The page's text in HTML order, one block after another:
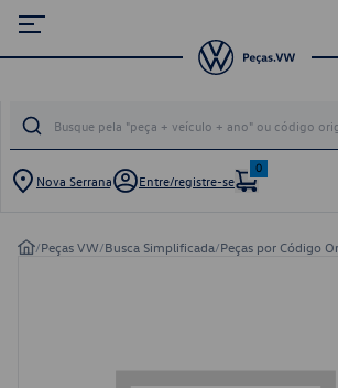
Nova Serrana Entre/registre-se
0
/Peças VW/Busca Simplificada/Peças por Código